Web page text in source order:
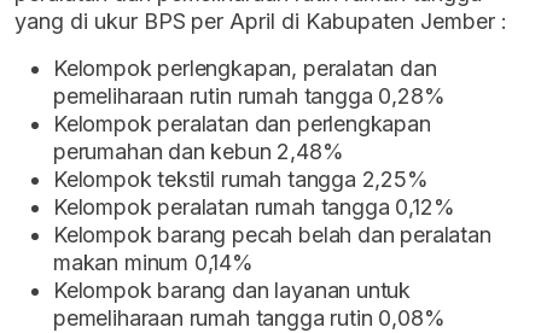
yang di ukur BPS per April di Kabupaten Jember :
Kelompok perlengkapan, peralatan dan
pemeliharaan rutin rumah tangga 0,28%
Kelompok peralatan dan perlengkapan
perumahan dan kebun 2,48%
Kelompok tekstil rumah tangga 2,25%
Kelompok peralatan rumah tangga 0,12%
Kelompok barang pecah belah dan peralatan
makan minum 0,14%
Kelompok barang dan layanan untuk
pemeliharaan rumah tangga rutin 0,08%